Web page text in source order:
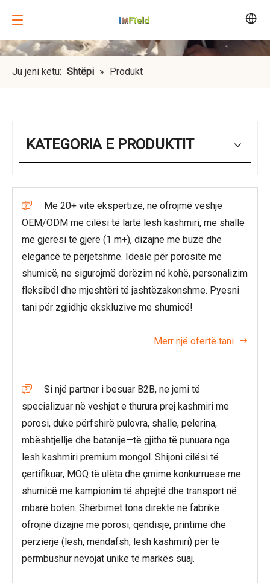
Ju jeni këtu: Shtëpi » Produkt
KATEGORIA E PRODUKTIT

Me 20+ vite ekspertizë, ne ofrojmë veshje
OEM/ODM me cilësi të lartë lesh kashmiri, me shalle
me gjerësi të gjerë (1 m+), dizajne me buzë dhe
elegancë të përjetshme. Ideale për porositë me
shumicë, ne sigurojmë dorëzim në kohë, personalizim
fleksibël dhe mjeshtëri të jashtëzakonshme. Pyesni
tani për zgjidhje ekskluzive me shumicë!
Merr një ofertë tani 

Si një partner i besuar B2B, ne jemi të
specializuar në veshjet e thurura prej kashmiri me
porosi, duke përfshirë pulovra, shalle, pelerina,
mbështjellje dhe batanije—të gjitha të punuara nga
lesh kashmiri premium mongol. Shijoni cilësi të
çertifikuar, MOQ të ulëta dhe çmime konkurruese me
shumicë me kampionim të shpejtë dhe transport në
mbarë botën. Shërbimet tona direkte në fabrikë
ofrojnë dizajne me porosi, qëndisje, printime dhe
përzierje (lesh, mëndafsh, lesh kashmiri) për të
përmbushur nevojat unike të markës suaj.